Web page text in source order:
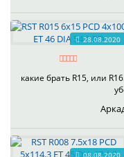
28.08.2020
какие брать R15, или
08.08.2020